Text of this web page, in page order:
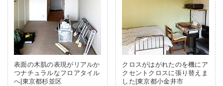
表面の木肌の表現がリアルか
つナチュラルなフロアタイル
へ|東京都杉並区
クロスがはがれたのを機にア
クセントクロスに張り替えま
した|東京都小金井市